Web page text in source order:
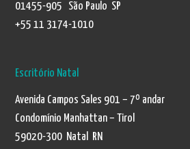
01455-905 São Paulo SP
+55 11 3174-1010
Escritório Natal
Avenida Campos Sales 901 – 7º andar
Condomínio Manhattan – Tirol
59020-300 Natal RN